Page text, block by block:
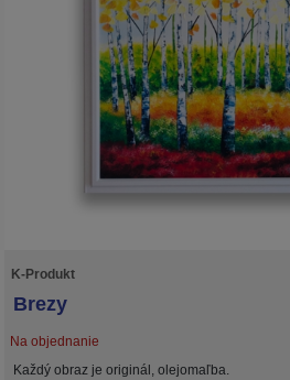
K-Produkt
Brezy
Na objednanie
Každý obraz je originál, olejomaľba.